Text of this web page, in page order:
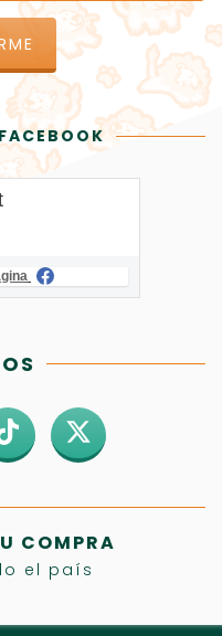
COMPRA
el país